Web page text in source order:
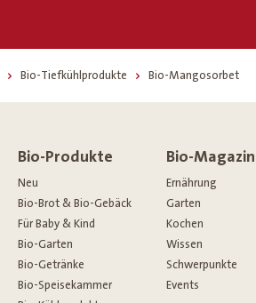
Bio-Tiefkühlprodukte Bio-Mangosorbet
Bio-Produkte
Neu
Bio-Brot & Bio-Gebäck
Für Baby & Kind
Bio-Garten
Bio-Getränke
Bio-Speisekammer
Bio-Magazin
Ernährung
Garten
Kochen
Wissen
Schwerpunkte
Events